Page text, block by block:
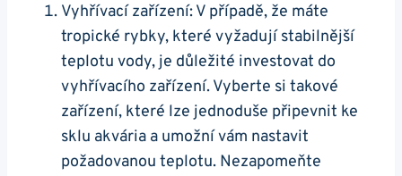
Vyhřívací zařízení: V případě, že máte
tropické rybky, které⁤ vyžadují stabilnější
teplotu‍ vody, je důležité investovat do
vyhřívacího zařízení. Vyberte si ​takové
zařízení, které lze jednoduše připevnit ​ke‌
sklu akvária a​ umožní vám nastavit
požadovanou teplotu. Nezapomeňte